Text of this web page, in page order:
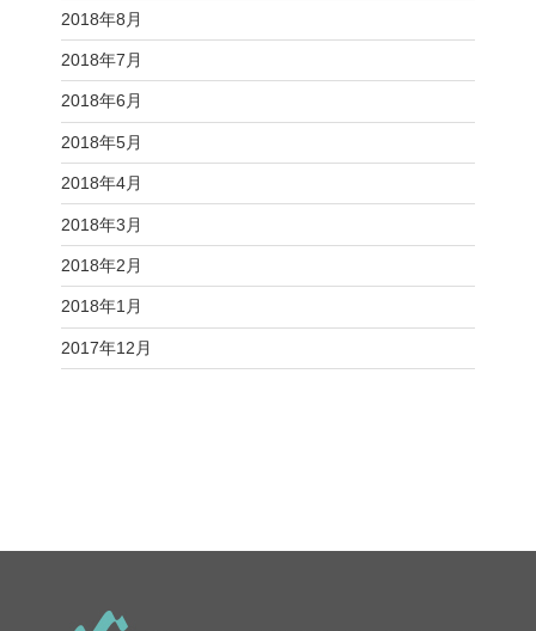
2018年8月
2018年7月
2018年6月
2018年5月
2018年4月
2018年3月
2018年2月
2018年1月
2017年12月